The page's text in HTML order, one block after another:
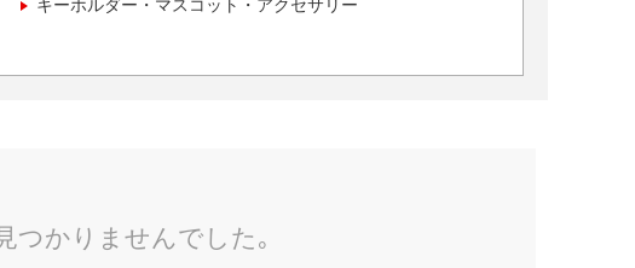
キーホルダー・マスコット・アクセサリー